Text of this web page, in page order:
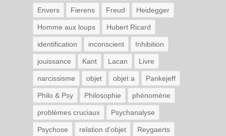
Envers Fierens Freud Heidegger
Homme aux loups Hubert Ricard
identification inconscient Inhibition
jouissance Kant Lacan Livre
narcissisme objet objet a Pankejeff
Philo & Psy Philosophie phénomène
problèmes cruciaux Psychanalyse
Psychose relation d'objet Reygaerts